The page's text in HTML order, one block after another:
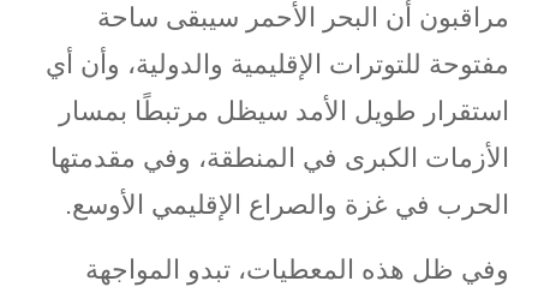
مراقبون أن البحر الأحمر سيبقى ساحة
مفتوحة للتوترات الإقليمية والدولية، وأن أي
استقرار طويل الأمد سيظل مرتبطًا بمسار
الأزمات الكبرى في المنطقة، وفي مقدمتها
الحرب في غزة والصراع الإقليمي الأوسع.
وفي ظل هذه المعطيات، تبدو المواجهة